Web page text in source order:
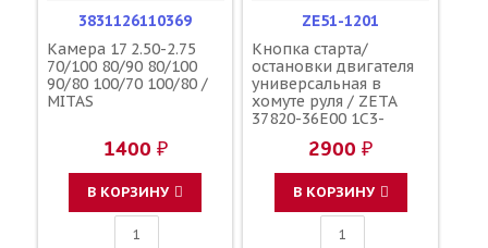
3831126110369
Камера 17 2.50-2.75
70/100 80/90 80/100
90/80 100/70 100/80 /
MITAS
1400 ₽
В КОРЗИНУ
ZE51-1201
Кнопка старта/
остановки двигателя
универсальная в
хомуте руля / ZETA
37820-36E00 1C3-
83976-10-00 39183-
1059 27010-0035 22W-
83976-01-00
2900 ₽
В КОРЗИНУ